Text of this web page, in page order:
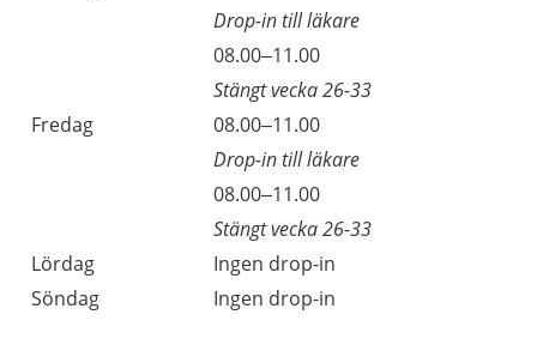
Drop-in till läkare
08.00–11.00
Stängt vecka 26-33
Fredag
08.00–11.00
Drop-in till läkare
08.00–11.00
Stängt vecka 26-33
Lördag
Ingen drop-in
Söndag
Ingen drop-in